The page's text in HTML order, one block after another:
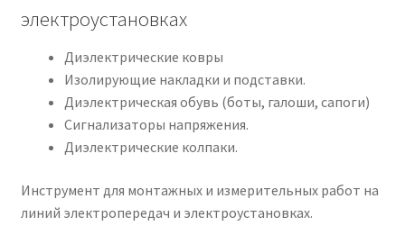
электроустановках
Диэлектрические ковры
Изолирующие накладки и подставки.
Диэлектрическая обувь (боты, галоши, сапоги)
Сигнализаторы напряжения.
Диэлектрические колпаки.
Инструмент для монтажных и измерительных работ на
линий электропередач и электроустановках.